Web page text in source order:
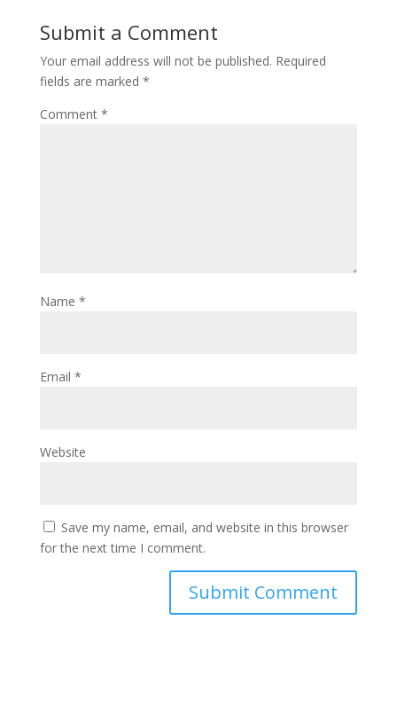
Submit a Comment
Your email address will not be published. Required
fields are marked *
Comment *
Name *
Email *
Website
Save my name, email, and website in this browser
for the next time I comment.